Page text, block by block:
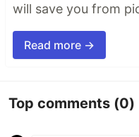
will save you from
Read more →
Top comments (0)